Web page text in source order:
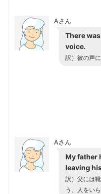
Aさん
There
voice.
訳） 彼の声
Aさん
My father
leaving
訳） 父には
う、人をい